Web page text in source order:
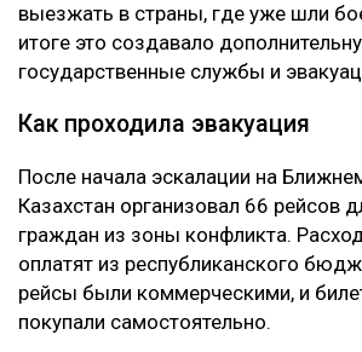
выезжать в страны, где уже шли
итоге это создавало
государственные службы и
Как проходила эвакуация
После начала эскалации на
Казахстан организовал 66 рейсов
граждан из зоны конфликта.
оплатят из республиканского
рейсы были коммерческими, и
покупали самостоятельно.